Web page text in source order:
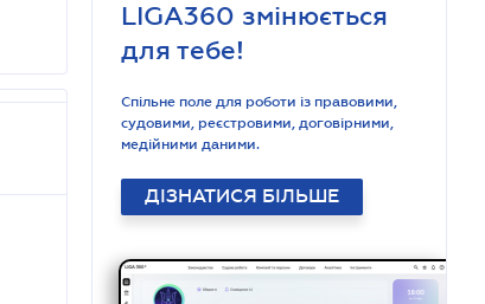
LIGA360 змінюється
для тебе!
Спільне поле для роботи із правовими,
судовими, реєстровими, договірними,
медійними даними.
ДІЗНАТИСЯ БІЛЬШЕ